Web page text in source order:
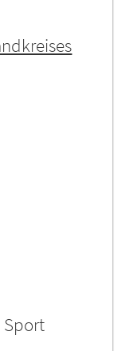
Sport